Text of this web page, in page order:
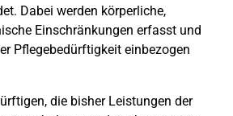
Dabei werden körperliche,
Einschränkungen erfasst und
Pflegebedürftigkeit einbezogen
die bisher Leistungen der